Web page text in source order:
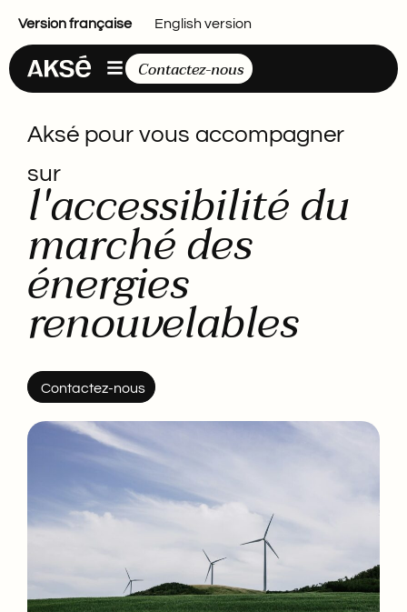
Version française English version
Contactez-nous
Aksé pour vous accompagner
sur
l'accessibilité du
marché des
énergies
renouvelables
Contactez-nous